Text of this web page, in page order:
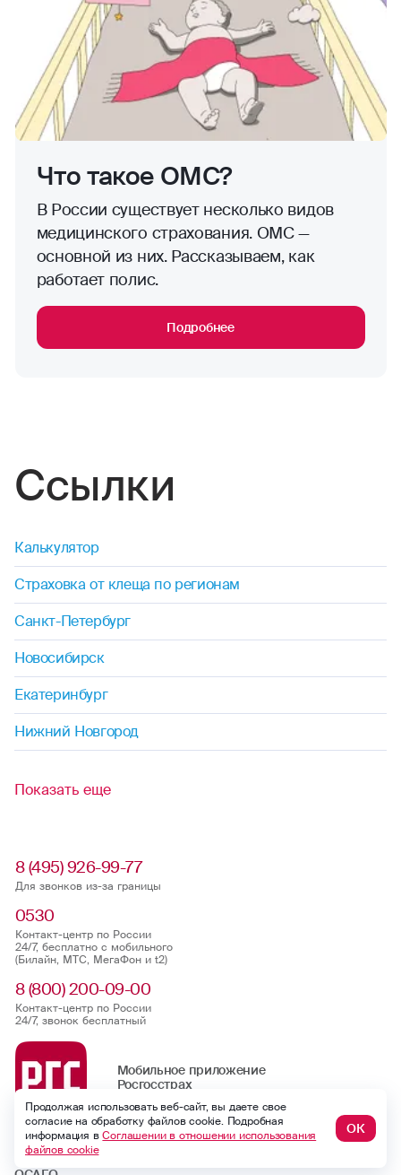
Что такое ОМС?
В России существует несколько видов
медицинского страхования. ОМС —
основной из них. Рассказываем, как
работает полис.
Подробнее
Ссылки
Калькулятор
Страховка от клеща по регионам
Санкт-Петербург
Новосибирск
Екатеринбург
Нижний Новгород
Показать еще
8 (495) 926-99-77
Для звонков из-за границы
0530
Контакт-центр по России
24/7, бесплатно с мобильного
(Билайн, МТС, МегаФон и t2)
8 (800) 200-09-00
Контакт-центр по России
24/7, звонок бесплатный
Мобильное приложение
Росгосстрах
Ваши полисы всегда под рукой
Продолжая использовать веб-сайт, вы даете свое
согласие на обработку файлов cookie. Подробная
информация вСоглашении в отношении использования
файлов cookie
ОК